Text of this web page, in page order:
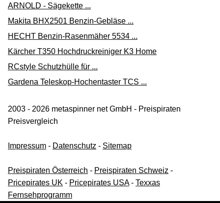
globus-baumarkt.de
Zum Shop
(Werbung, bezahlter Link)
Wolf Garten Fadenspule GT-F 8 (rot, für GT 845, GT 850
Versand ab 5,49 €
(Werbung, bezahlter Link)
WOLF Fadenspule WOLF-Garten GT-F 8 7120503
ARNOLD - Sägekette ...
Makita BHX2501 Benzin-Gebläse ...
HECHT Benzin-Rasenmäher 5534 ...
Kärcher T350 Hochdruckreiniger K3 Home
RCstyle Schutzhülle für ...
Gardena Teleskop-Hochentaster TCS ...
2003 - 2026 metaspinner net GmbH - Preispiraten
Preisvergleich
Impressum - Datenschutz - Sitemap
Preispiraten Österreich - Preispiraten Schweiz -
Pricepirates UK - Pricepirates USA- Texxas
Fernsehprogramm